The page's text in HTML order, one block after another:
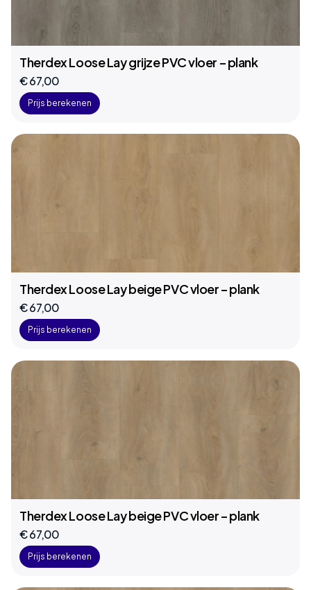
Therdex Loose Lay grijze PVC vloer – plank
€ 67,00
Prijs berekenen
Therdex Loose Lay beige PVC vloer – plank
€ 67,00
Prijs berekenen
Therdex Loose Lay beige PVC vloer – plank
€ 67,00
Prijs berekenen